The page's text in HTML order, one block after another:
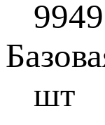
9949
шт